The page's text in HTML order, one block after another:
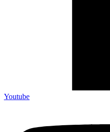
Youtube